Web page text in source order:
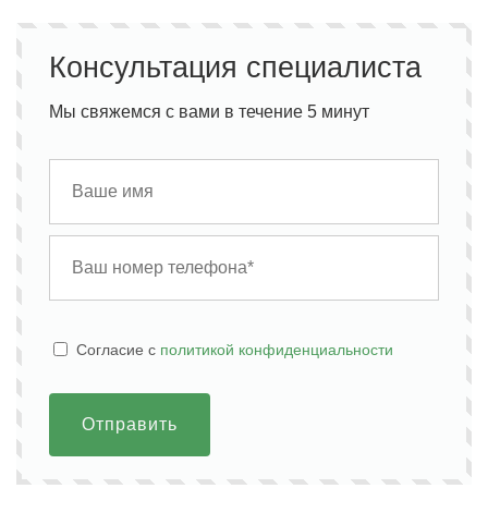
Консультация специалиста
Мы свяжемся с вами в течение 5 минут
Cогласие с политикой конфиденциальности
Отправить